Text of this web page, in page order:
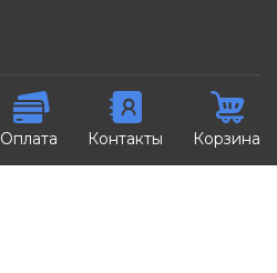
Оплата Контакты Корзина